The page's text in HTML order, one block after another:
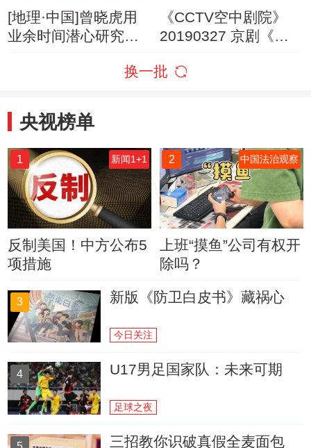
[地理·中国]曾晓虎用
业余时间潜心研究临
《CCTV空中剧院》
20190327 京剧《三
换一批
央视榜单
1 新闻1+1
反制美国！中方公布5
项措施
2 中国法治观察
上班“摸鱼”公司有权开
除吗？
3 新版《防卫白皮书》藏祸心
今日关注
4 U17男足国家队：未来可期
足球之夜
三招教你识破真假全麦面包